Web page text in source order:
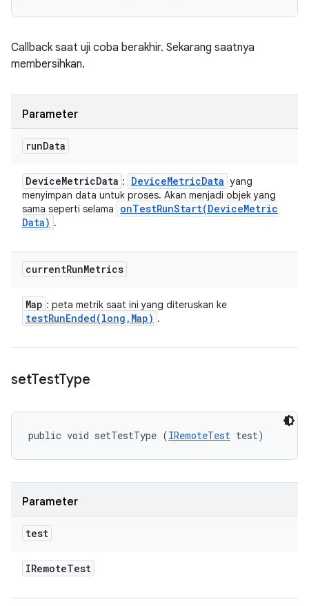
Callback saat uji coba berakhir. Sekarang saatnya
membersihkan.
Parameter
runData
DeviceMetricData : DeviceMetricData yang
menyimpan data untuk proses. Akan menjadi objek yang
sama seperti selama
onTestRunStart(DeviceMetric
Data) .
currentRunMetrics
Map : peta metrik saat ini yang diteruskan ke
testRunEnded(long , Map) .
setTestType
public void setTestType (IRemoteTest test)
Parameter
test
IRemoteTest